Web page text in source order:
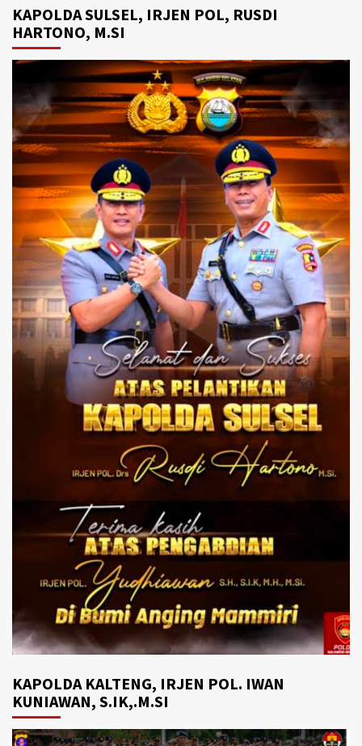
KAPOLDA SULSEL, IRJEN POL, RUSDI
HARTONO, M.SI
KAPOLDA KALTENG, IRJEN POL. IWAN
KUNIAWAN, S.IK,.M.SI